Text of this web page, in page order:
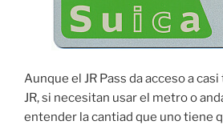
Aunque el JR Pass da acceso a
JR, si necesitan usar el metro o
entender la cantiad que uno tiene